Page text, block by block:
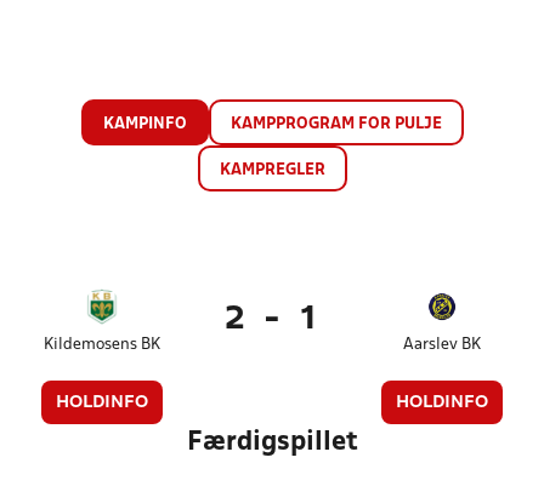
KAMPINFO KAMPPROGRAM FOR PULJE
KAMPREGLER
Kildemosens BK
HOLDINFO
2 - 1
Aarslev BK
HOLDINFO
Færdigspillet